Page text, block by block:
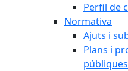
Perfil de
Normativa
Ajuts i
Plans i
públiques